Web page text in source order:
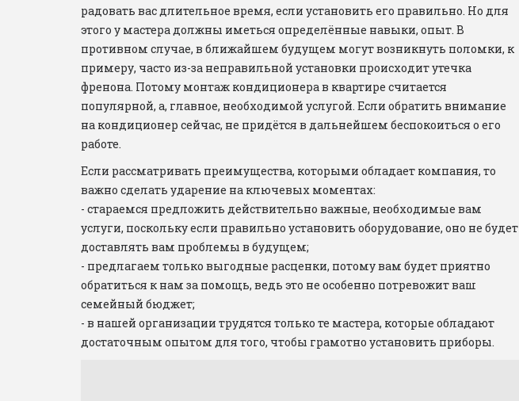
радовать вас длительное время, если установить его правильно. Но для
этого у мастера должны иметься определённые навыки, опыт. В
противном случае, в ближайшем будущем могут возникнуть поломки, к
примеру, часто из-за неправильной установки происходит утечка
френона. Потому монтаж кондиционера в квартире считается
популярной, а, главное, необходимой услугой. Если обратить внимание
на кондиционер сейчас, не придётся в дальнейшем беспокоиться о его
работе.
Если рассматривать преимущества, которыми обладает компания, то
важно сделать ударение на ключевых моментах:
- стараемся предложить действительно важные, необходимые вам
услуги, поскольку если правильно установить оборудование, оно не будет
доставлять вам проблемы в будущем;
- предлагаем только выгодные расценки, потому вам будет приятно
обратиться к нам за помощь, ведь это не особенно потревожит ваш
семейный бюджет;
- в нашей организации трудятся только те мастера, которые обладают
достаточным опытом для того, чтобы грамотно установить приборы.